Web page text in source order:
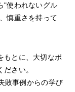
"使われないグル
慎重さを持って
もとに、大切なポ
さい。
敗事例からの学び